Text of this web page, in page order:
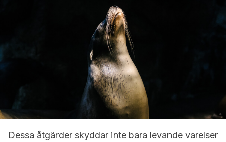
Dessa åtgärder skyddar inte bara levande varelser